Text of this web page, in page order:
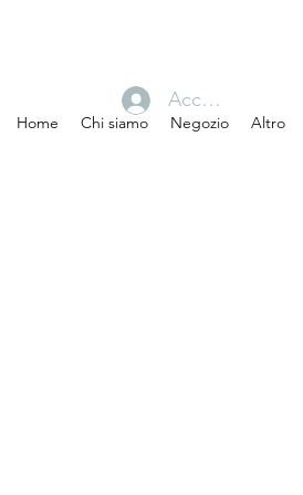
Home Chi siamo Negozio Altro
Accedi